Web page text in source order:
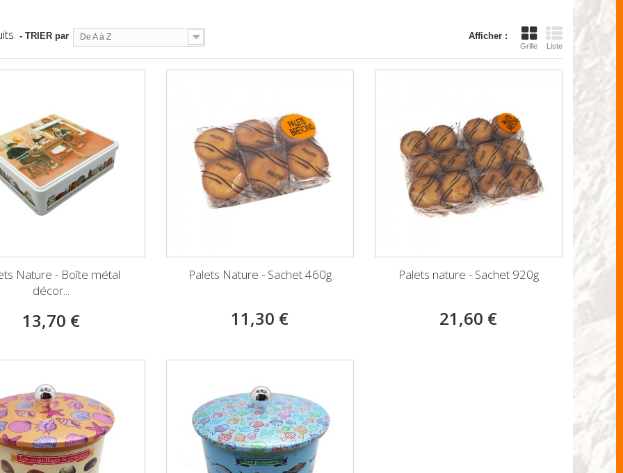
Afficher :
Grille Liste
- TRIER par De A à Z
Nature - Boîte métal
décor...
13,70 €
Palets Nature - Sachet 460g
11,30 €
Palets nature - Sachet 920g
21,60 €